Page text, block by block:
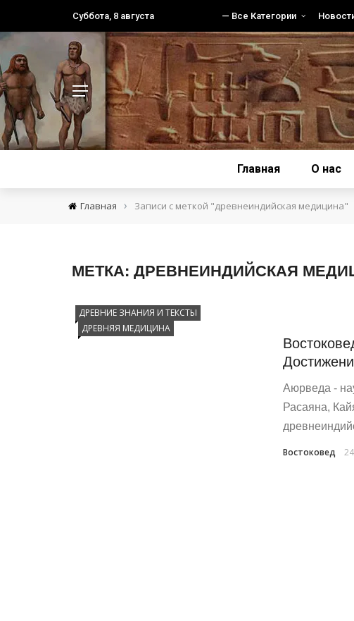
Суббота, 8 августа — Все Категории
Главная О нас
Главная › Записи с меткой "древнеиндийская медицина"
МЕТКА: ДРЕВНЕИНДИЙСКАЯ
ДРЕВНИЕ ЗНАНИЯ И ТЕКСТЫ
ДРЕВНЯЯ МЕДИЦИНА
Аюрведа -
Расаяна,
Востоковед